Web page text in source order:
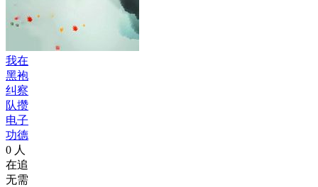
我在
黑袍
纠察
队攒
电子
功德
0 人
在追
无需